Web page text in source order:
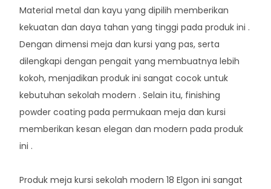
Material metal dan kayu yang dipilih memberikan
kekuatan dan daya tahan yang tinggi pada produk ini .
Dengan dimensi meja dan kursi yang pas, serta
dilengkapi dengan pengait yang membuatnya lebih
kokoh, menjadikan produk ini sangat cocok untuk
kebutuhan sekolah modern . Selain itu, finishing
powder coating pada permukaan meja dan kursi
memberikan kesan elegan dan modern pada produk
ini .
Produk meja kursi sekolah modern 18 Elgon ini sangat